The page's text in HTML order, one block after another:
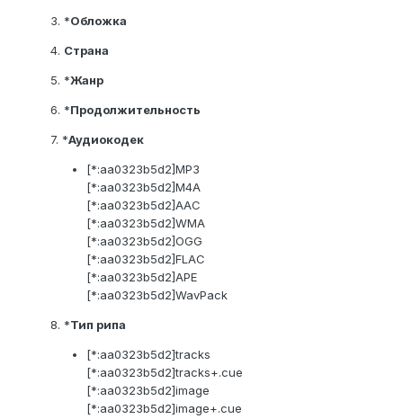
3. *Обложка
4. Страна
5. *Жанр
6. *Продолжительность
7. *Аудиокодек
[*:aa0323b5d2]MP3
[*:aa0323b5d2]M4A
[*:aa0323b5d2]AAC
[*:aa0323b5d2]WMA
[*:aa0323b5d2]OGG
[*:aa0323b5d2]FLAC
[*:aa0323b5d2]APE
[*:aa0323b5d2]WavPack
8. *Тип рипа
[*:aa0323b5d2]tracks
[*:aa0323b5d2]tracks+.cue
[*:aa0323b5d2]image
[*:aa0323b5d2]image+.cue